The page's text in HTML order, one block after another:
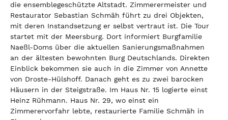
die ensemblegeschützte Altstadt. Zimmerermeister und
Restaurator Sebastian Schmäh führt zu drei Objekten,
mit deren Instandsetzung er selbst vertraut ist. Die Tour
startet mit der Meersburg. Dort informiert Burgfamilie
Naeßl-Doms über die aktuellen Sanierungsmaßnahmen
an der ältesten bewohnten Burg Deutschlands. Direkten
Einblick bekommen sie auch in die Zimmer von Annette
von Droste-Hülshoff. Danach geht es zu zwei barocken
Häusern in der Steigstraße. Im Haus Nr. 15 logierte einst
Heinz Rühmann. Haus Nr. 29, wo einst ein
Zimmerervorfahr lebte, restaurierte Familie Schmäh in